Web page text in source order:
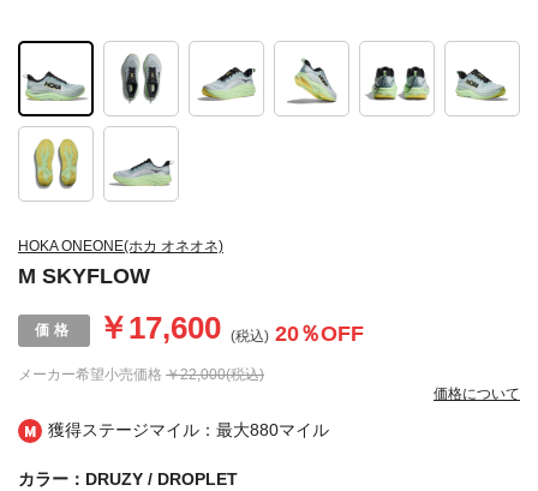
獲得ステージマイル：最大880マイル
HOKA ONEONE(ホカ オネオネ)
M SKYFLOW
メーカー希望小売価格 ￥22,000(税込)
￥17,600 (税込) 20％OFF
価格について
カラー：DRUZY / DROPLET